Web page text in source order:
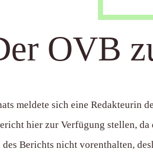
OVB
meldete sich eine Redakteurin
hier zur Verfügung stellen,
Berichts nicht vorenthalten,